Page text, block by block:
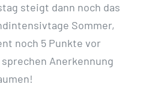
steigt dann noch das
Sommer,
noch 5 Punkte vor
Anerkennung